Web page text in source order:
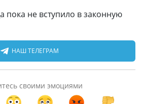
пока не вступило в законную
НАШ ТЕЛЕГРАМ
своими эмоциями